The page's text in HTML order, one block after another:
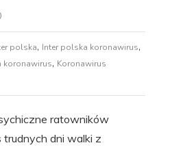
polska, Inter polska koronawirus,
koronawirus, Koronawirus
ratowników
dni walki z